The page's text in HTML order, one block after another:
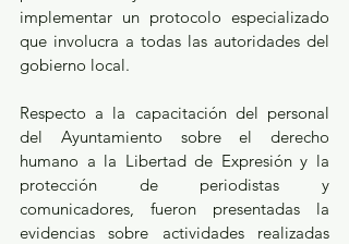
implementar un protocolo especializado
que involucra a todas las autoridades del
gobierno local.
Respecto a la capacitación del personal
del Ayuntamiento sobre el derecho
humano a la Libertad de Expresión y la
protección de periodistas y
comunicadores, fueron presentadas la
evidencias sobre actividades realizadas